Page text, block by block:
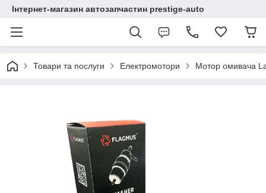
Інтернет-магазин автозапчастин prestige-auto
Товари та послуги Електромотори Мотор омивача